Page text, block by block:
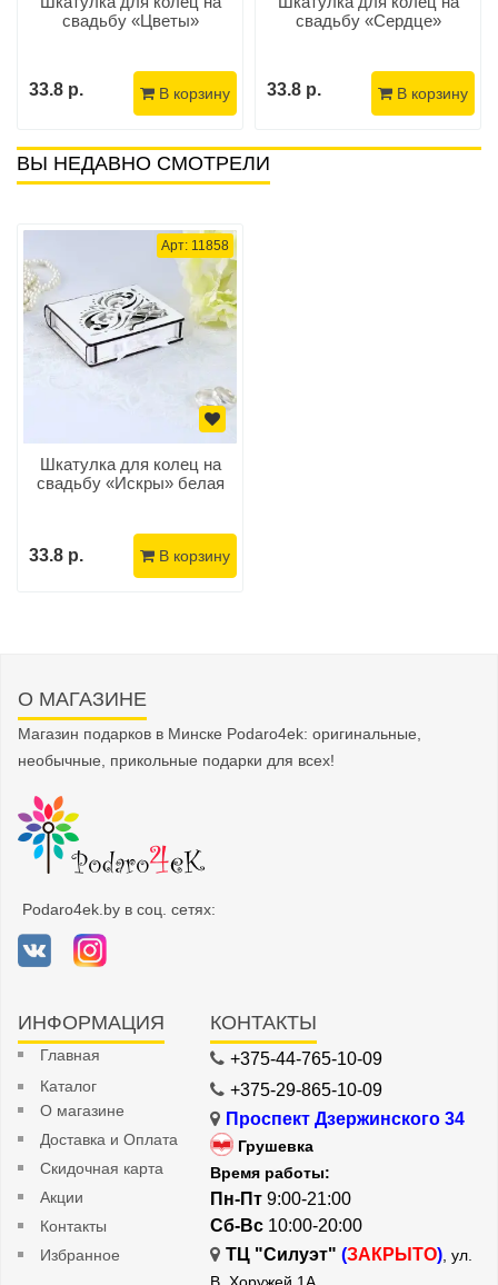
свадьбу «Цветы»
33.8 р. В корзину
свадьбу «Сердце»
33.8 р. В корзину
ВЫ НЕДАВНО СМОТРЕЛИ
Арт: 11858
Шкатулка для колец на
свадьбу «Искры» белая
33.8 р. В корзину
О МАГАЗИНЕ
Магазин подарков в Минске Podaro4ek: оригинальные,
необычные, прикольные подарки для всех!
Podaro4ek.by в соц. сетях:
ИНФОРМАЦИЯ
Главная
Каталог
О магазине
Доставка и Оплата
Скидочная карта
Акции
Контакты
Избранное
КОНТАКТЫ
+375-44-765-10-09
+375-29-865-10-09
Проспект Дзержинского 34
Грушевка
Время работы:
Пн-Пт 9:00-21:00
Сб-Вс 10:00-20:00
ТЦ "Силуэт" (ЗАКРЫТО), ул.